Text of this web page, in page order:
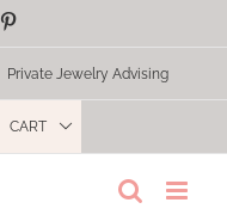
Private Jewelry Advising
CART